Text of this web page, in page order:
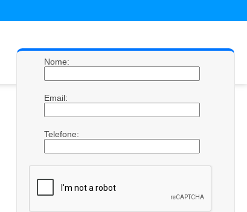
Nome:
Email:
Telefone: